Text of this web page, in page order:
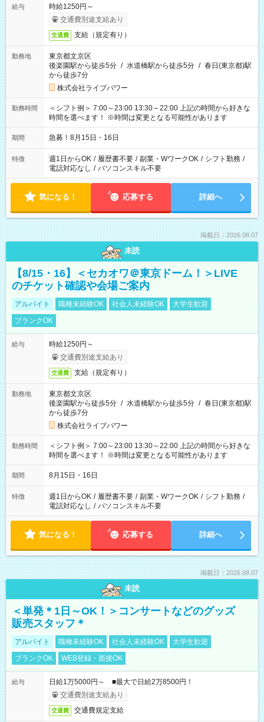
給与
時給1250円～
交通費別途支給あり
交通費 支給（規定有り）
勤務地
東京都文京区
後楽園駅から徒歩5分 / 水道橋駅から徒歩5分 / 春日(東京都)駅
から徒歩7分
株式会社ライブパワー
勤務時間
＜シフト例＞ 7:00～23:00 13:30～22:00 上記の時間から好きな
時間を選べます！ ※時間は変更となる可能性があります
期間 急募！8月15日・16日
特徴 週1日からOK / 履歴書不要 / 副業・WワークOK / シフト勤務 /
電話対応なし / パソコンスキル不要
気になる！ 応募する 詳細へ
掲載日：2026.08.07
未読
【8/15・16】＜セカオワ＠東京ドーム！＞LIVE
のチケット確認や会場ご案内
アルバイト 職種未経験OK 社会人未経験OK
大学生歓迎
ブランクOK
給与
時給1250円～
交通費別途支給あり
交通費 支給（規定有り）
勤務地
東京都文京区
後楽園駅から徒歩5分 / 水道橋駅から徒歩5分 / 春日(東京都)駅
から徒歩7分
株式会社ライブパワー
勤務時間
＜シフト例＞ 7:00～23:00 13:30～22:00 上記の時間から好きな
時間を選べます！ ※時間は変更となる可能性があります
期間 8月15日・16日
特徴 週1日からOK / 履歴書不要 / 副業・WワークOK / シフト勤務 /
電話対応なし / パソコンスキル不要
気になる！ 応募する 詳細へ
掲載日：2026.08.07
未読
＜単発＊1日～OK！＞コンサートなどのグッズ
販売スタッフ＊
アルバイト 職種未経験OK 社会人未経験OK
大学生歓迎
ブランクOK
WEB登録・面接OK
給与
日給1万5000円～ ■最大で日給2万8500円！
交通費別途支給あり
交通費 交通費規定支給